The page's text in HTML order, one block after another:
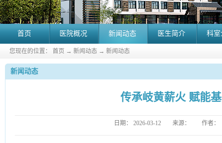
首页 医院概况 新闻动态 医生简介 科
您现在的位置： 首页 → 新闻动态 → 新闻动态
新闻动态
传承岐黄薪火 赋能
日期： 2026-03-12 来源： 作者：